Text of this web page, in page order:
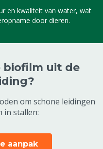
en kwaliteit van water, wat
door dieren.
biofilm uit de
om schone leidingen
in stallen:
aanpak